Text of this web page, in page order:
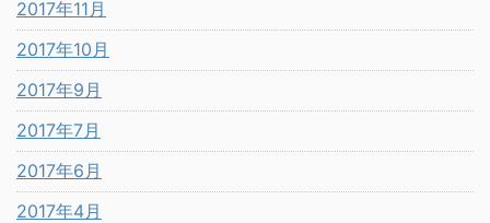
2017年11月
2017年10月
2017年9月
2017年7月
2017年6月
2017年4月